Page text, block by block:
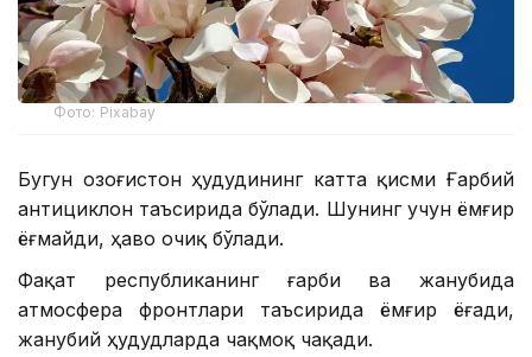
Фото: Pixabay
Бугун Қозоғистон ҳудудининг катта қисми Ғарбий
антициклон таъсирида бўлади. Шунинг учун ёмғир
ёғмайди, ҳаво очиқ бўлади.
Фақат республиканинг ғарби ва жанубида
атмосфера фронтлари таъсирида ёмғир ёғади,
жанубий ҳудудларда чақмоқ чақади.